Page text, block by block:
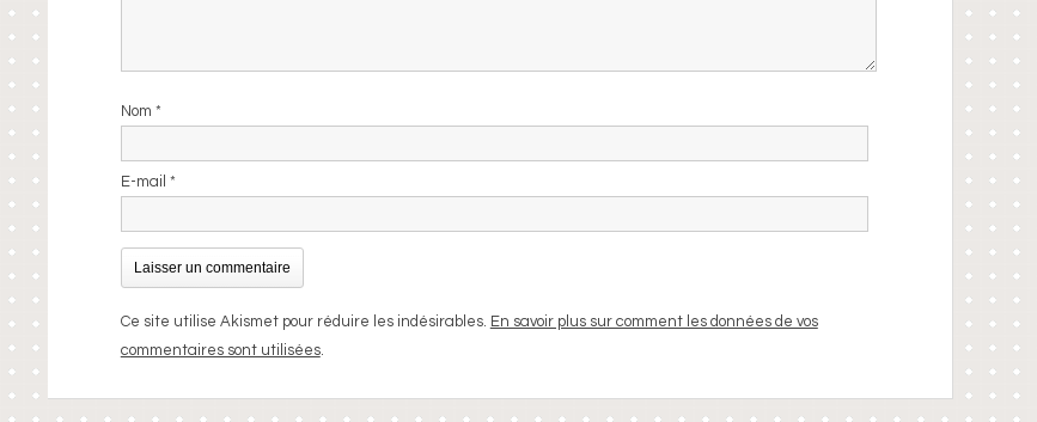
Nom *
E-mail *
Ce site utilise Akismet pour réduire les indésirables. En savoir plus sur comment les données de vos
commentaires sont utilisées.